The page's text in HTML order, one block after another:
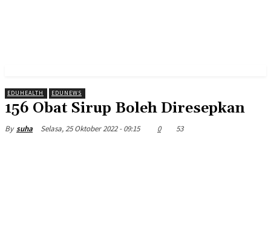
EDUHEALTH EDUNEWS
156 Obat Sirup Boleh Diresepkan
By suha Selasa, 25 Oktober 2022 - 09:15 0 53